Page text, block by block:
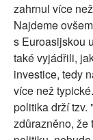
zahrnul více
Najdeme
s Euroasijskou
také vyjádřili,
investice, tedy
více než
politika drží tzv.
zdůrazněno, že